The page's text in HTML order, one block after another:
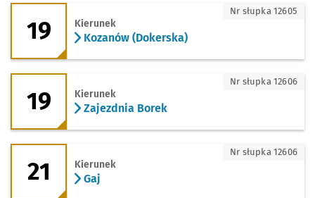
19 - kierunek Kozanów (Dokerska)
19 Kierunek
Kozanów (Dokerska)
Nr słupka 12605
19 - kierunek Zajezdnia Borek
19 Kierunek
Zajezdnia Borek
Nr słupka 12606
21 - kierunek Gaj
21 Kierunek
Gaj
Nr słupka 12606